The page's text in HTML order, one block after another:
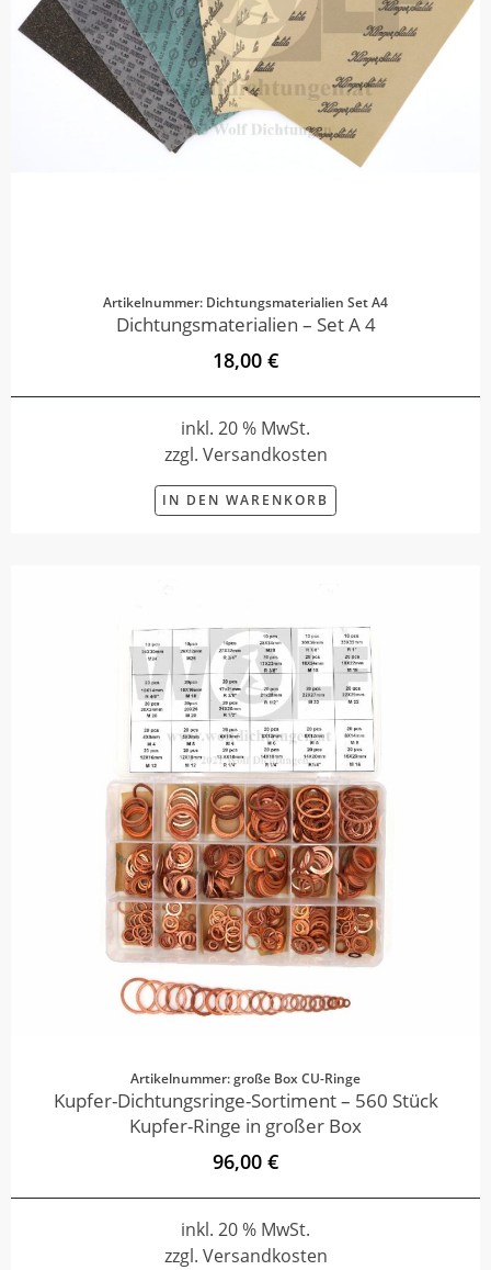
Artikelnummer: Dichtungsmaterialien Set A4
Dichtungsmaterialien – Set A 4
18,00 €
inkl. 20 % MwSt.
zzgl. Versandkosten
IN DEN WARENKORB
Artikelnummer: große Box CU-Ringe
Kupfer-Dichtungsringe-Sortiment – 560 Stück
Kupfer-Ringe in großer Box
96,00 €
inkl. 20 % MwSt.
zzgl. Versandkosten